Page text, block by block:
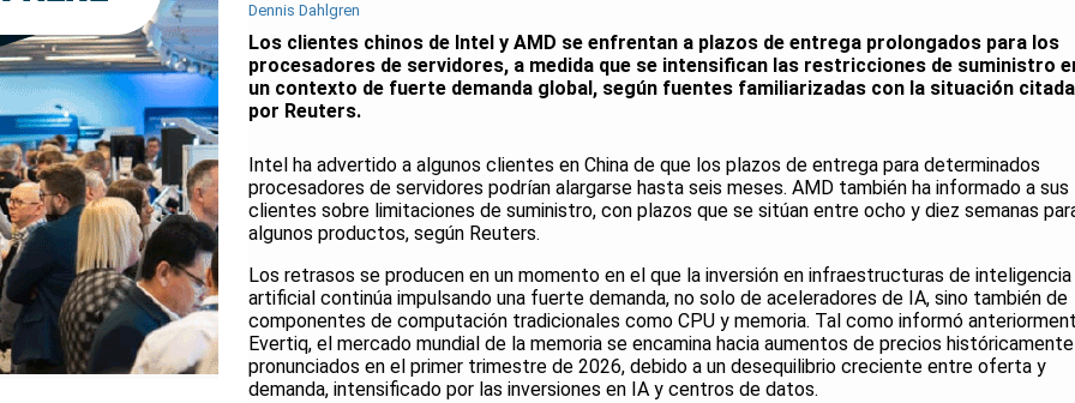
Dennis Dahlgren
Los clientes chinos de Intel y AMD se enfrentan a plazos de entrega prolongados para los
procesadores de servidores, a medida que se intensifican las restricciones de suministro
un contexto de fuerte demanda global, según fuentes familiarizadas con la situación
por Reuters.
Intel ha advertido a algunos clientes en China de que los plazos de entrega para determinados
procesadores de servidores podrían alargarse hasta seis meses. AMD también ha informado a sus
clientes sobre limitaciones de suministro, con plazos que se sitúan entre ocho y diez semanas
algunos productos, según Reuters.
Los retrasos se producen en un momento en el que la inversión en infraestructuras de inteligencia
artificial continúa impulsando una fuerte demanda, no solo de aceleradores de IA, sino también de
componentes de computación tradicionales como CPU y memoria. Tal como informó
Evertiq, el mercado mundial de la memoria se encamina hacia aumentos de precios históricamente
pronunciados en el primer trimestre de 2026, debido a un desequilibrio creciente entre oferta y
demanda, intensificado por las inversiones en IA y centros de datos.